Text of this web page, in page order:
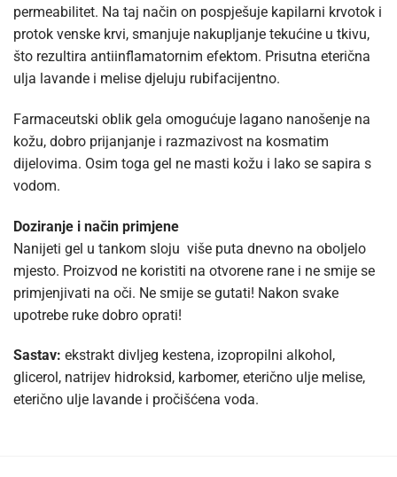
permeabilitet. Na taj način on pospješuje kapilarni krvotok i
protok venske krvi, smanjuje nakupljanje tekućine u tkivu,
što rezultira antiinflamatornim efektom. Prisutna eterična
ulja lavande i melise djeluju rubifacijentno.
Farmaceutski oblik gela omogućuje lagano nanošenje na
kožu, dobro prijanjanje i razmazivost na kosmatim
dijelovima. Osim toga gel ne masti kožu i lako se sapira s
vodom.
Doziranje i način primjene
Nanijeti gel u tankom sloju više puta dnevno na oboljelo
mjesto. Proizvod ne koristiti na otvorene rane i ne smije se
primjenjivati na oči. Ne smije se gutati! Nakon svake
upotrebe ruke dobro oprati!
Sastav: ekstrakt divljeg kestena, izopropilni alkohol,
glicerol, natrijev hidroksid, karbomer, eterično ulje melise,
eterično ulje lavande i pročišćena voda.